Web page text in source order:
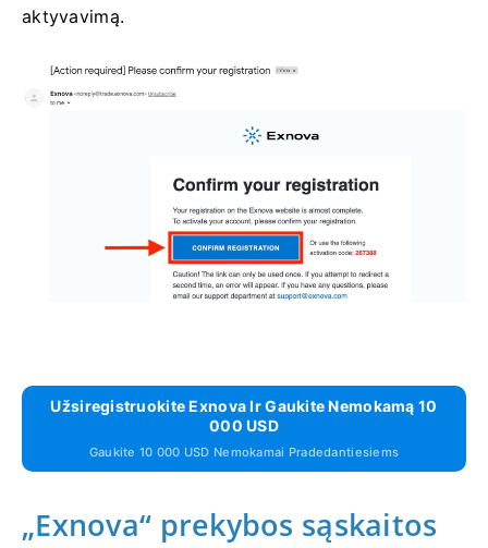
aktyvavimą.
Užsiregistruokite Exnova Ir Gaukite Nemokamą 10
000 USD
Gaukite 10 000 USD Nemokamai Pradedantiesiems
„Exnova“ prekybos sąskaitos